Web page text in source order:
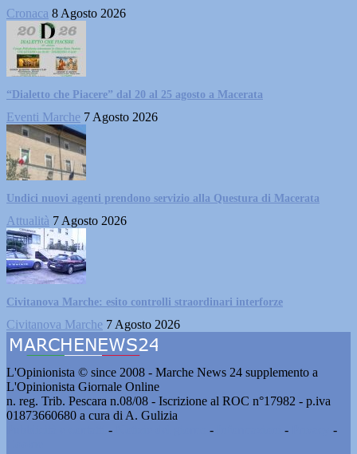
Cronaca 8 Agosto 2026
“Dialetto che Piacere” dal 20 al 25 agosto a Macerata
Eventi Marche 7 Agosto 2026
Undici nuovi agenti prendono servizio alla Questura di Macerata
Attualità 7 Agosto 2026
Civitanova Marche: esito controlli straordinari interforze
Civitanova Marche 7 Agosto 2026
L'Opinionista © since 2008 - Marche News 24 supplemento a
L'Opinionista Giornale Online
n. reg. Trib. Pescara n.08/08 - Iscrizione al ROC n°17982 - p.iva
01873660680 a cura di A. Gulizia
- - -
-